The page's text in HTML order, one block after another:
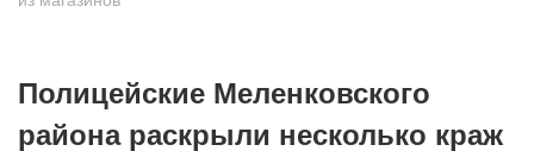
Полицейские Меленковского
района раскрыли несколько краж